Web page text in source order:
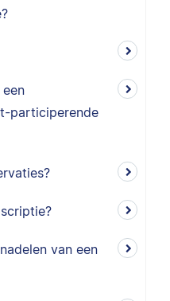
participerende
van een